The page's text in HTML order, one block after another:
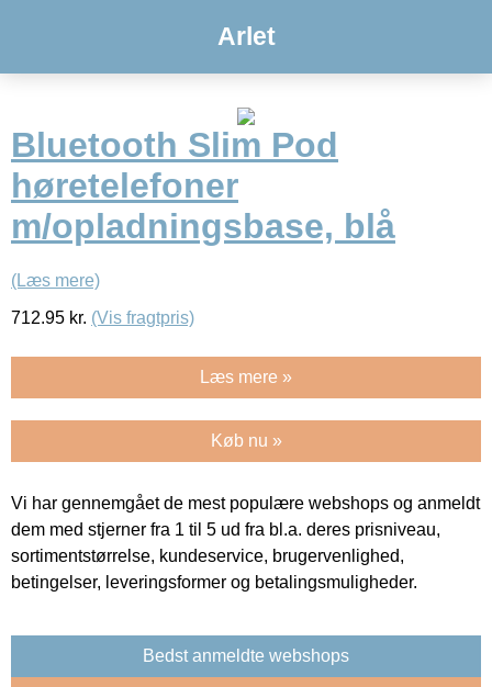
Arlet
Bluetooth Slim Pod
høretelefoner
m/opladningsbase, blå
(Læs mere)
712.95 kr. (Vis fragtpris)
Læs mere »
Køb nu »
Vi har gennemgået de mest populære webshops og anmeldt
dem med stjerner fra 1 til 5 ud fra bl.a. deres prisniveau,
sortimentstørrelse, kundeservice, brugervenlighed,
betingelser, leveringsformer og betalingsmuligheder.
Bedst anmeldte webshops